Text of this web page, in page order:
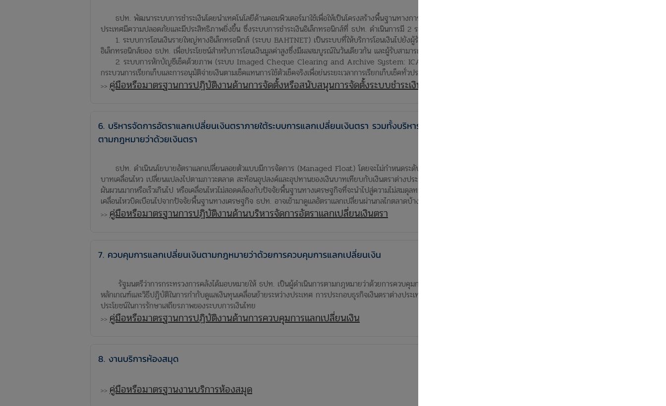
ธปท. พัฒนาระบบการชำระเงินโดยนำเทคโนโลยีด้านคอมพิวเตอร์มาใช้เพื่อให้เป็นโครงสร้างพื้นฐานทางการเงิน โดยมีวัตถุประสงค์ให้ระบบการชำระเงินของ
ประเทศมีความปลอดภัยและมีประสิทธิภาพยิ่งขึ้น ซึ่งระบบการชำระเงินอิเล็กทรอนิกส์ที่ ธปท. ดำเนินการมี 2 ระบบ ได้แก่
1. ระบบการโอนเงินรายใหญ่ทางอิเล็กทรอนิกส์ (ระบบ BAHTNET) เป็นระบบที่ให้บริการโอนเงินไปยังผู้รับที่มีบัญชีเงินฝากอยู่ต่างธนาคารผ่านระบบ
อิเล็กทรอนิกส์ของ ธปท. เพื่อประโยชน์สำหรับการโอนเงินมูลค่าสูงซึ่งมีผลสมบูรณ์ในวันเดียวกัน และผู้รับสามารถใช้เงินได้ทันทีที่เงินเข้าบัญชี
2. ระบบการหักบัญชีเช็คด้วยภาพ (ระบบ Imaged Cheque Clearing and Archive System: ICAS) เป็นระบบการหักบัญชีเช็คที่ใช้ภาพเช็คใน
กระบวนการเรียกเก็บและการอนุมัติจ่ายเงินตามเช็คแทนการใช้ตัวเช็คจริงเพื่อย่นระยะเวลาการเรียกเก็บเช็คทั่วประเทศให้เหลือ 1 วันทำการ
>> คู่มือหรือมาตรฐานการปฏิบัติงานด้านการจัดตั้งหรือสนับสนุนการจัดตั้งระบบชำระเงิน
6. บริหารจัดการอัตราแลกเปลี่ยนเงินตราภายใต้ระบบการแลกเปลี่ยนเงินตรา รวมทั้งบริหารจัดการสินทรัพย์ในทุนสำรองเงินตรา
ตามกฎหมายว่าด้วยเงินตรา
ธปท. ดำเนินนโยบายอัตราแลกเปลี่ยนลอยตัวแบบมีการจัดการ (Managed Float) โดยจะไม่กำหนดระดับอัตราแลกเปลี่ยน ณ ค่าใดค่าหนึ่ง โดยให้ค่าเงิน
บาทเคลื่อนไหว เปลี่ยนแปลงไปตามภาวะตลาด สะท้อนอุปสงค์และอุปทานของเงินบาทเทียบกับเงินตราต่างประเทศ แต่จะดูแลไม่ให้อัตราแลกเปลี่ยนเคลื่อนไหว
ผันผวนมากหรือเร็วเกินไป หรือเคลื่อนไหวไม่สอดคล้องกับปัจจัยพื้นฐานทางเศรษฐกิจที่จะนำไปสู่ความไม่สมดุลทางเศรษฐกิจ แต่ในกรณีที่เห็นว่าค่าเงินบาท
เคลื่อนไหวบิดเบือนไปจากปัจจัยพื้นฐานทางเศรษฐกิจ ธปท. อาจเข้ามาดูแลอัตราแลกเปลี่ยนผ่านกลไกตลาดบ้างเป็นครั้งคราว
>> คู่มือหรือมาตรฐานการปฏิบัติงานด้านบริหารจัดการอัตราแลกเปลี่ยนเงินตรา
7. ควบคุมการแลกเปลี่ยนเงินตามกฎหมายว่าด้วยการควบคุมการแลกเปลี่ยนเงิน
รัฐมนตรีว่าการกระทรวงการคลังได้มอบหมายให้ ธปท. เป็นผู้ดำเนินการตามกฎหมายว่าด้วยการควบคุมการแลกเปลี่ยนเงิน โดย ธปท. ได้ดำเนินการออก
หลักเกณฑ์และวิธีปฏิบัติในการกำกับดูแลเงินทุนเคลื่อนย้ายระหว่างประเทศ การประกอบธุรกิจเงินตราต่างประเทศและการทำธุรกรรมเงินตราต่างประเทศเพื่อ
ประโยชน์ในการรักษาเสถียรภาพของระบบการเงินไทย
>> คู่มือหรือมาตรฐานการปฏิบัติงานด้านการควบคุมการแลกเปลี่ยนเงิน
8. งานบริการห้องสมุด
>> คู่มือหรือมาตรฐานงานบริการห้องสมุด